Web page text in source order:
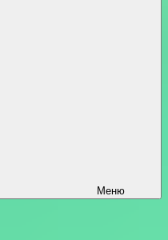
Меню